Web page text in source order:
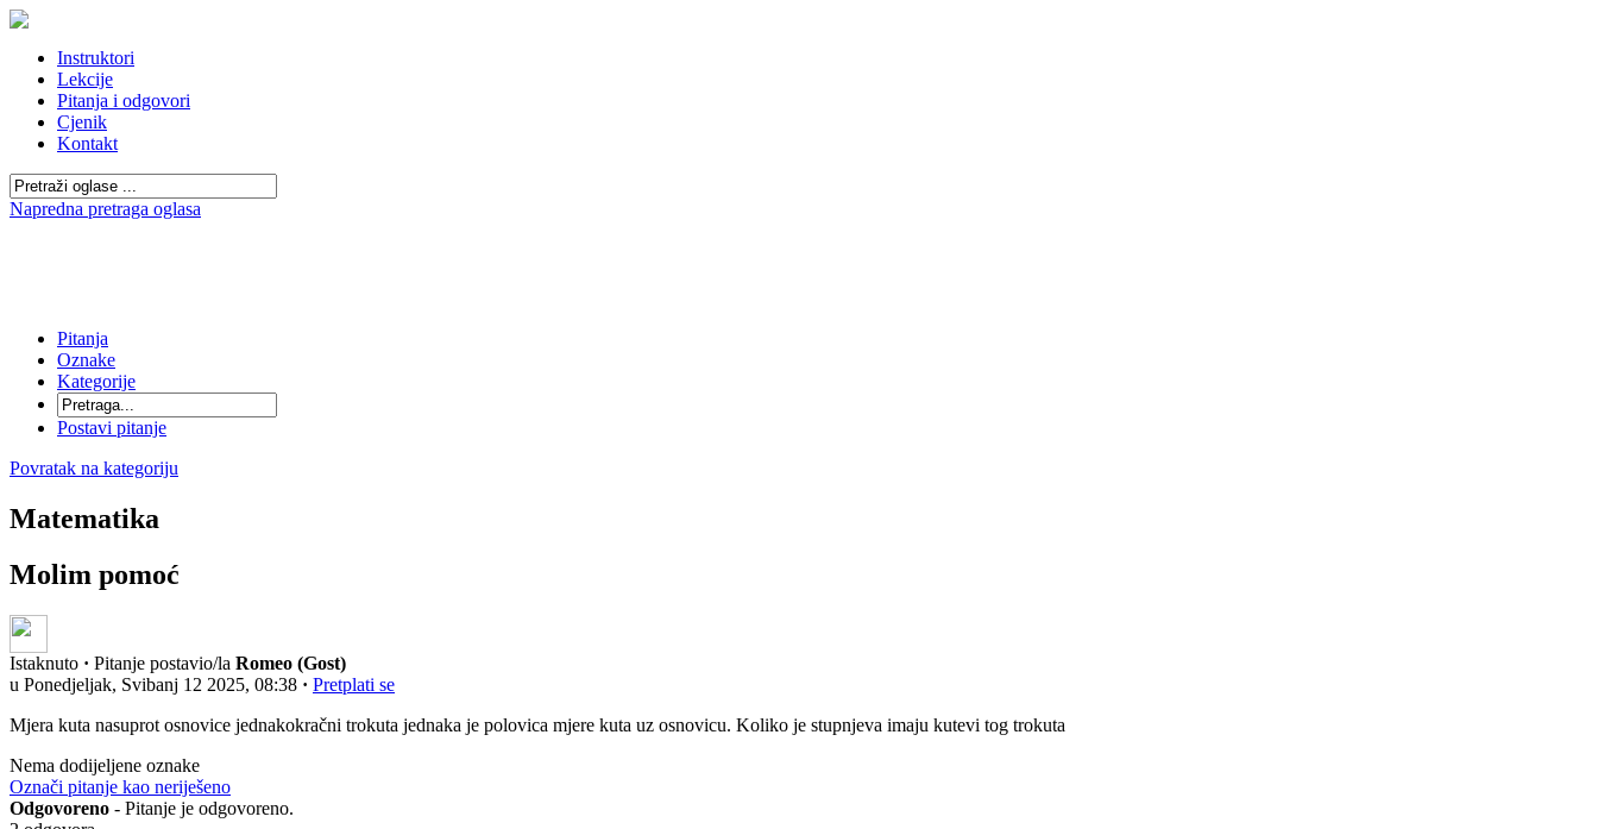
Instruktori
Lekcije
Pitanja i odgovori
Cjenik
Kontakt
Napredna pretraga oglasa
Pitanja
Oznake
Kategorije
Postavi pitanje
Povratak na kategoriju
Matematika
Molim pomoć
Istaknuto · Pitanje postavio/la Romeo (Gost)
u Ponedjeljak, Svibanj 12 2025, 08:38 · Pretplati se
Mjera kuta nasuprot osnovice jednakokračni trokuta jednaka je polovica mjere kuta uz osnovicu. Koliko je stupnjeva imaju kutevi tog trokuta
Nema dodijeljene oznake
Označi pitanje kao neriješeno
Odgovoreno - Pitanje je odgovoreno.